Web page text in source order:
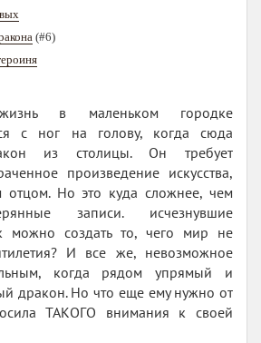
(#6)
в маленьком городке
с ног на голову, когда сюда
из столицы. Он требует
произведение искусства,
отцом. Но это куда сложнее, чем
записи. исчезнувшие
можно создать то, чего мир не
И все же, невозможное
когда рядом упрямый и
дракон. Но что еще ему нужно от
ТАКОГО внимания к своей